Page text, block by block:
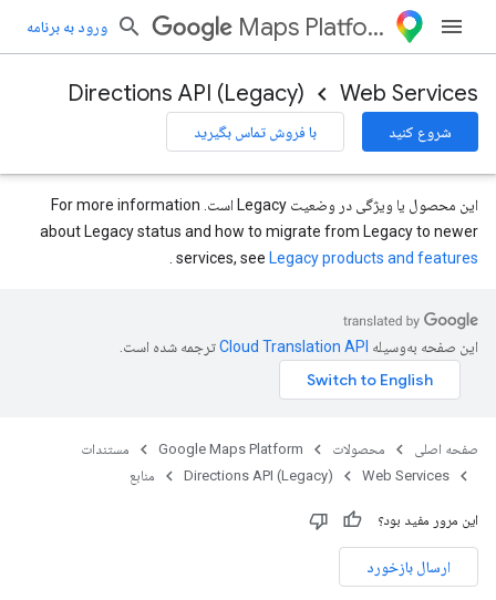
Maps Platform ورود به برنامه
Web Services
Directions API (Legacy)
شروع کنید با فروش تماس بگیرید
این محصول یا ویژگی در وضعیت Legacy است. For more information
about Legacy status and how to migrate from Legacy to newer
services, see Legacy products and features
این صفحه به‌وسیله ترجمه شده است.
صفحه اصلی محصولات Google Maps Platform
مستندات
Web Services
Directions API (Legacy) منابع
این مرور مفید بود؟
ارسال بازخورد